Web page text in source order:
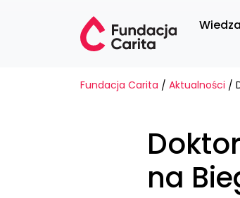
Wiedza
Fundacja Carita / Aktualności /
na